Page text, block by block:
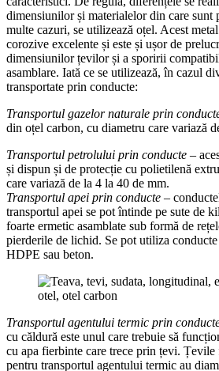
dimensiunilor și materialelor din care sunt
multe cazuri, se utilizează oțel. Acest
corozive excelente și este și ușor de
dimensiunilor țevilor și a sporirii
asamblare. Iată ce se utilizează, în cazul
transportate prin conducte:
Transportul gazelor naturale prin
din oțel carbon, cu diametru care variază
Transportul petrolului prin conducte –
și dispun și de protecție cu polietilenă
care variază de la 4 la 40 de mm.
Transportul apei prin conducte –
transportul apei se pot întinde pe sute de
foarte ermetic asamblate sub formă de
pierderile de lichid. Se pot utiliza
HDPE sau beton.
Transportul agentului termic prin
cu căldură este unul care trebuie să
cu apa fierbinte care trece prin țevi.
pentru transportul agentului termic au